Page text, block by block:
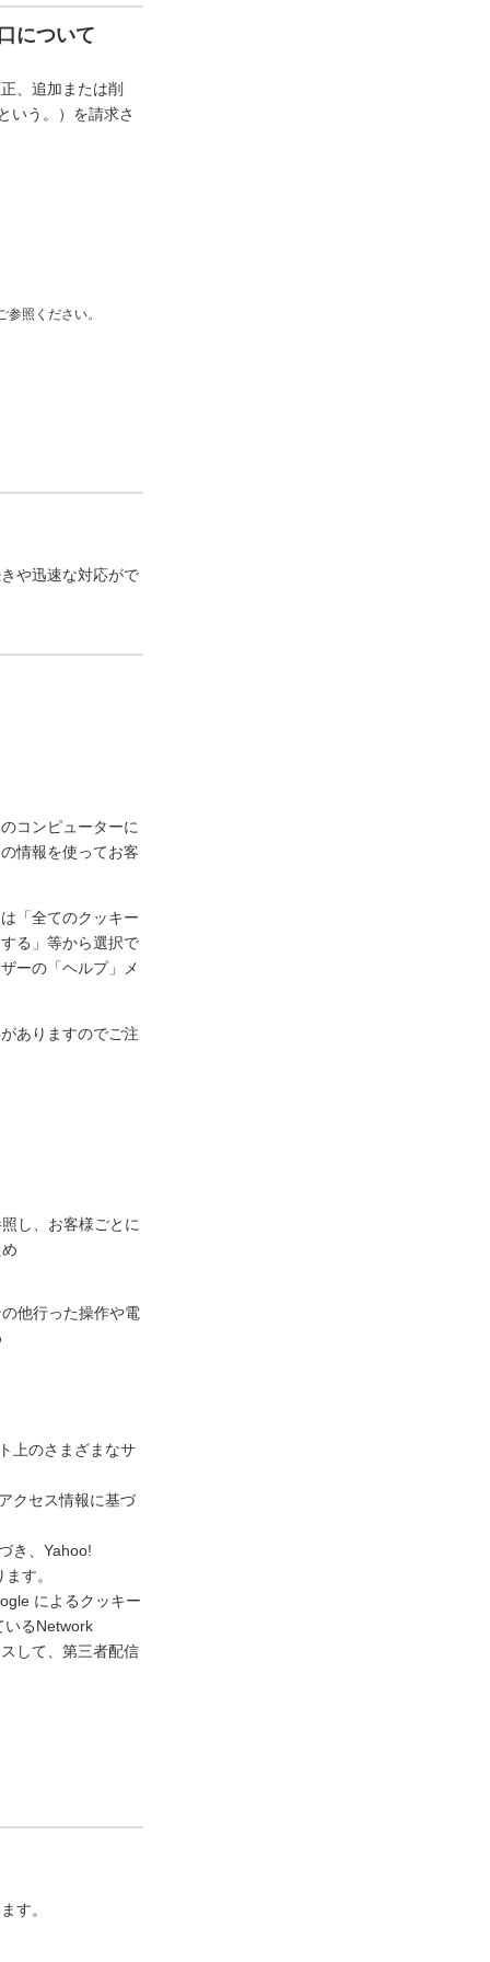
について
、追加または削
いう。）を請求さ
照ください。
や迅速な対応がで
コンピューターに
情報を使ってお客
「全てのクッキー
る」等から選択で
ーの「ヘルプ」メ
ありますのでご注
し、お客様ごとに
他行った操作や電
上のさまざまなサ
クセス情報に基づ
き、Yahoo!
す。
によるクッキー
いるNetwork
して、第三者配信
す。